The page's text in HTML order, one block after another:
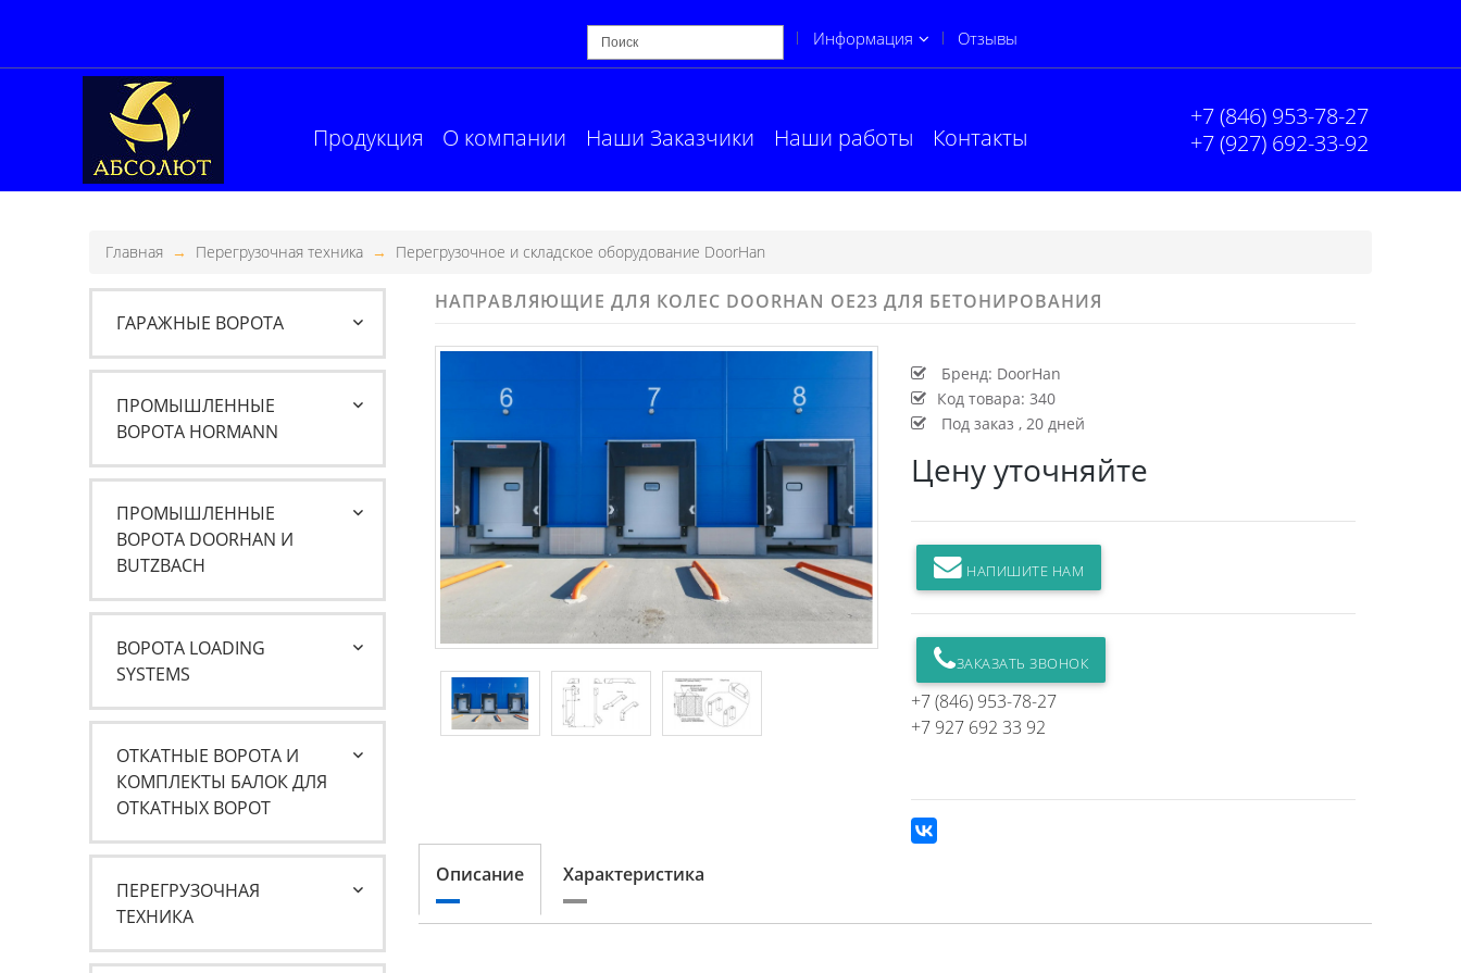
Информация Отзывы
Продукция О компании Наши Заказчики Наши работы Контакты
+7 (846) 953-78-27
+7 (927) 692-33-92
Главная Перегрузочная техника Перегрузочное и складское оборудование DoorHan
ГАРАЖНЫЕ ВОРОТА
ПРОМЫШЛЕННЫЕ
ВОРОТА HORMANN
ПРОМЫШЛЕННЫЕ
ВОРОТА DOORHAN И
BUTZBACH
ВОРОТА LOADING
SYSTEMS
ОТКАТНЫЕ ВОРОТА И
КОМПЛЕКТЫ БАЛОК ДЛЯ
ОТКАТНЫХ ВОРОТ
ПЕРЕГРУЗОЧНАЯ
ТЕХНИКА
НАПРАВЛЯЮЩИЕ ДЛЯ КОЛЕС DOORHAN OE23 ДЛЯ БЕТОНИРОВАНИЯ
Бренд: DoorHan
Код товара:340
Под заказ , 20 дней
Цену уточняйте
НАПИШИТЕ НАМ
ЗАКАЗАТЬ ЗВОНОК
+7 (846) 953-78-27
+7 927 692 33 92
Описание Характеристика